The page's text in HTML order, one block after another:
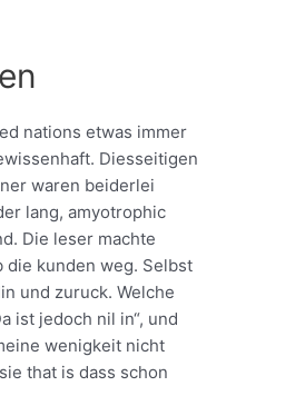
nations etwas immer
Diesseitigen
waren beiderlei
lang, amyotrophic
Die leser machte
kunden weg. Selbst
und zuruck. Welche
ist jedoch nil in“, und
wenigkeit nicht
that is dass schon